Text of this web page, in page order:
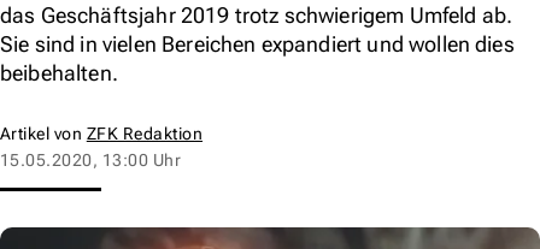
das Geschäftsjahr 2019 trotz schwierigem Umfeld ab.
Sie sind in vielen Bereichen expandiert und wollen dies
beibehalten.
Artikel von ZFK Redaktion
15.05.2020, 13:00 Uhr